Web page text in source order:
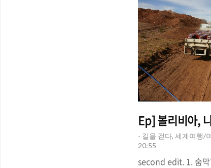
가? 아니면, 그냥 기
판단하는 것은 당신
가치는 당신 속에만
야 한다. 하지만 이런..
Ep] 볼리비아,
- 길을 걷다, 세계여행/
20:55
second edit. 1. 숨막